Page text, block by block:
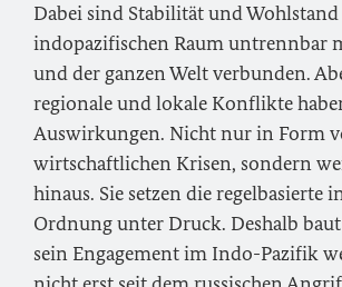
Dabei sind Stabilität und
indopazifischen Raum untrennbar
und der ganzen Welt verbunden.
regionale und lokale Konflikte
Auswirkungen. Nicht nur in Form
wirtschaftlichen Krisen, sondern
hinaus. Sie setzen die regelbasierte
Ordnung unter Druck. Deshalb
sein Engagement im Indo-Pazifik